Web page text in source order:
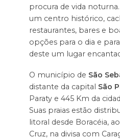
procura de vida
um centro histórico,
restaurantes, bares e
opções para o dia e
deste um lugar
O município de São
distante da capital São
Paraty e 445 Km da
Suas praias estão
litoral desde Boracéia,
Cruz, na divisa com